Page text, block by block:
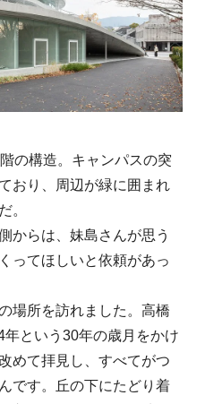
の構造。キャンパスの突
おり、周辺が緑に囲まれ
。
からは、妹島さんが思う
ってほしいと依頼があっ
場所を訪れました。高橋
という30年の歳月をかけ
めて拝見し、すべてがつ
です。丘の下にたどり着